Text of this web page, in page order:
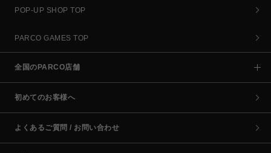
POP-UP SHOP TOP
PARCO GAMES TOP
全国のPARCO店舗
初めてのお客様へ
よくあるご質問 / お問い合わせ